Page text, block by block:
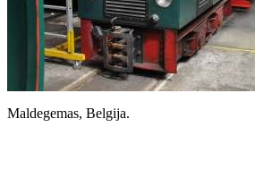
Maldegemas, Belgija.